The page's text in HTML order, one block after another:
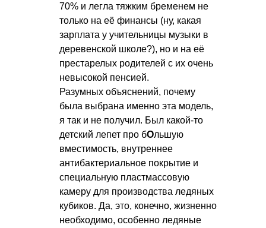
70% и легла тяжким бременем не
только на её финансы (ну, какая
зарплата у учительницы музыки в
деревенской школе?), но и на её
престарелых родителей с их очень
невысокой пенсией.
Разумных объяснений, почему
была выбрана именно эта модель,
я так и не получил. Был какой-то
детский лепет про бОльшую
вместимость, внутреннее
антибактериальное покрытие и
специальную пластмассовую
камеру для производства ледяных
кубиков. Да, это, конечно, жизненно
необходимо, особенно ледяные